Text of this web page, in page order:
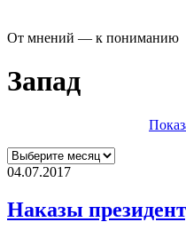
От мнений — к пониманию
Запад
04.07.2017
Наказы